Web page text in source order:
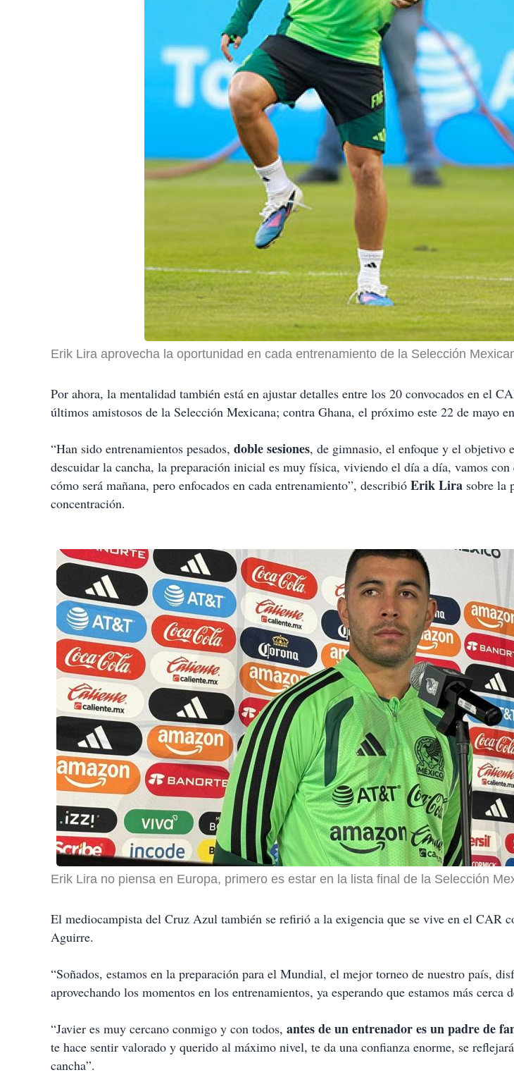
Erik Lira aprovecha la oportunidad en cada entrenamiento de la Selección
Por ahora, la mentalidad también está en ajustar detalles entre los 20 convocados en el
últimos amistosos de la Selección Mexicana; contra Ghana, el próximo este 22 de mayo
“Han sido entrenamientos pesados, doble sesiones, de gimnasio, el enfoque y el objetivo
descuidar la cancha, la preparación inicial es muy física, viviendo el día a día, vamos
cómo será mañana, pero enfocados en cada entrenamiento”, describió Erik Lira sobre la
concentración.
Erik Lira no piensa en Europa, primero es estar en la lista final de la Selección
El mediocampista del Cruz Azul también se refirió a la exigencia que se vive en el CAR
Aguirre.
“Soñados, estamos en la preparación para el Mundial, el mejor torneo de nuestro país,
aprovechando los momentos en los entrenamientos, ya esperando que estamos más cerca
“Javier es muy cercano conmigo y con todos, antes de un entrenador es un padre de
te hace sentir valorado y querido al máximo nivel, te da una confianza enorme, se
cancha”.